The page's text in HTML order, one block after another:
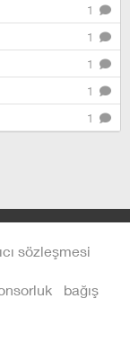
1
1
1
1
1
sözleşmesi
bağış